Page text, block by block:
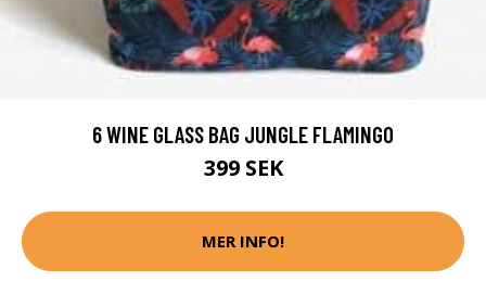
6 WINE GLASS BAG JUNGLE FLAMINGO
399 SEK
MER INFO!